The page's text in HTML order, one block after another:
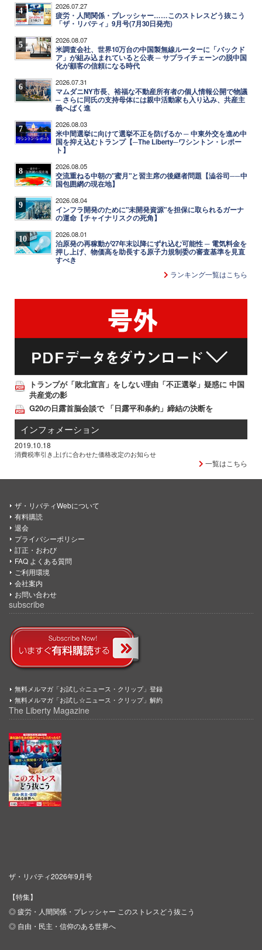
4 2026.07.27
疲労・人間関係・プレッシャー……このストレスどう抜こう
「ザ・リバティ」9月号(7月30日発売)
5 2026.08.07
米調査会社、世界10万台の中国製無線ルーターに「バックド
ア」が組み込まれていると公表 ─ サプライチェーンの脱中国
化が顧客の信頼になる時代
6 2026.07.31
マムダニNY市長、裕福な不動産所有者の個人情報公開で物議
─ さらに同氏の支持母体には親中活動家も入り込み、共産主
義へばく進
7 2026.08.03
米中間選挙に向けて選挙不正を防げるか ─ 中東外交を進め中
国を抑え込むトランプ【─The Liberty─ワシントン・レポー
ト】
8 2026.08.05
交流重ねる中朝の"蜜月"と習主席の後継者問題【澁谷司──中
国包囲網の現在地】
9 2026.08.04
インフラ開発のために"未開発資源"を担保に取られるガーナ
の運命【チャイナリスクの死角】
10 2026.08.01
泊原発の再稼動が27年末以降にずれ込む可能性 ─ 電気料金を
押し上げ、物価高を助長する原子力規制委の審査基準を見直
すべき
ランキング一覧はこちら
トランプが「敗北宣言」をしない理由「不正選挙」疑惑に 中国
共産党の影
G20の日露首脳会談で 「日露平和条約」締結の決断を
インフォメーション
2019.10.18
消費税率引き上げに合わせた価格改定のお知らせ
一覧はこちら
ザ・リバティWebについて
有料購読
退会
プライバシーポリシー
訂正・おわび
FAQ よくある質問
ご利用環境
会社案内
お問い合わせ
subscribe
無料メルマガ「お試し☆ニュース・クリップ」登録
無料メルマガ「お試し☆ニュース・クリップ」解約
The Liberty Magazine
ザ・リバティ2026年9月号
【特集】
◎ 疲労・人間関係・プレッシャー このストレスどう抜こう
◎ 自由・民主・信仰のある世界へ